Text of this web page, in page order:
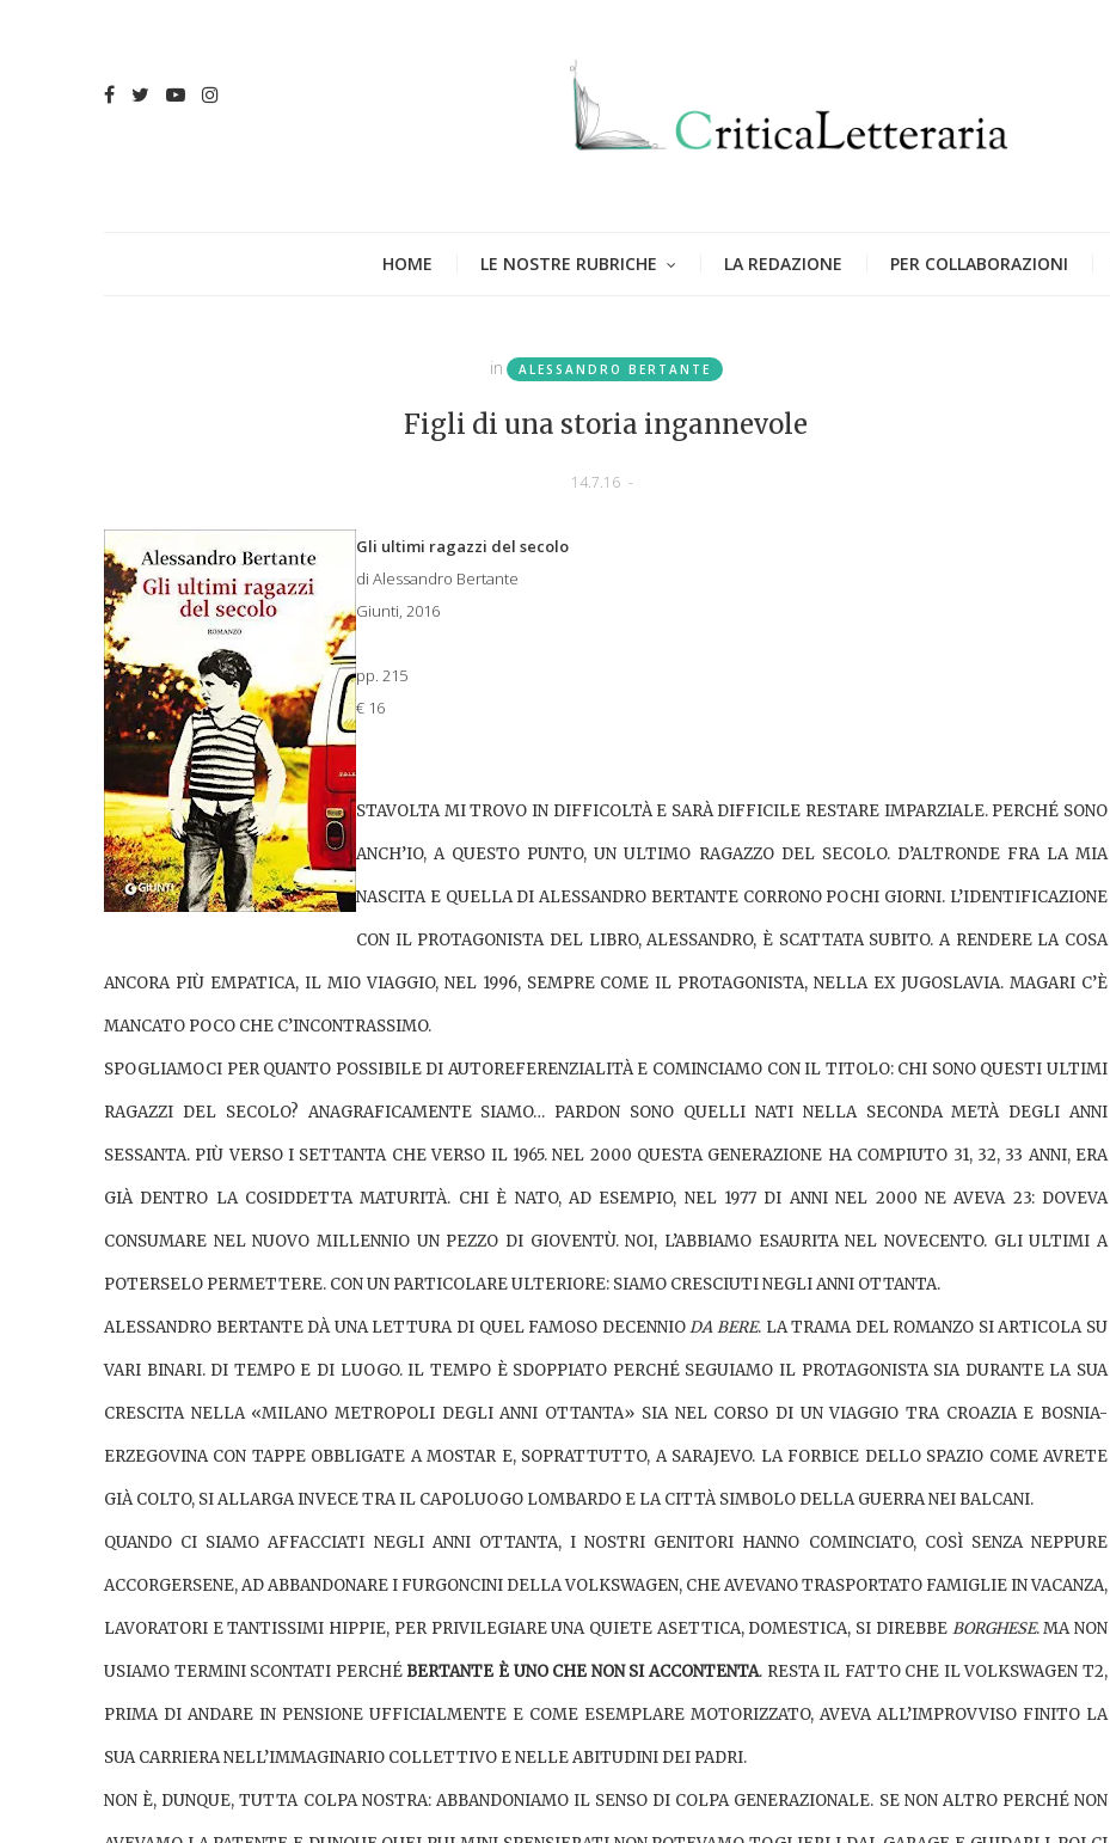
HOME LE NOSTRE RUBRICHE LA REDAZIONE PER COLLABORAZIONI
in ALESSANDRO BERTANTE
Figli di una storia ingannevole
14.7.16 -
Gli ultimi ragazzi del secolo
di Alessandro Bertante
Giunti, 2016
pp. 215
€ 16
STAVOLTA MI TROVO IN DIFFICOLTÀ E SARÀ DIFFICILE RESTARE IMPARZIALE. PERCHÉ SONO
ANCH’IO, A QUESTO PUNTO, UN ULTIMO RAGAZZO DEL SECOLO. D’ALTRONDE FRA LA MIA
NASCITA E QUELLA DI ALESSANDRO BERTANTE CORRONO POCHI GIORNI. L’IDENTIFICAZIONE
CON IL PROTAGONISTA DEL LIBRO, ALESSANDRO, È SCATTATA SUBITO. A RENDERE LA COSA
ANCORA PIÙ EMPATICA, IL MIO VIAGGIO, NEL 1996, SEMPRE COME IL PROTAGONISTA, NELLA EX JUGOSLAVIA. MAGARI C’È
MANCATO POCO CHE C’INCONTRASSIMO.
SPOGLIAMOCI PER QUANTO POSSIBILE DI AUTOREFERENZIALITÀ E COMINCIAMO CON IL TITOLO: CHI SONO QUESTI ULTIMI
RAGAZZI DEL SECOLO? ANAGRAFICAMENTE SIAMO… PARDON SONO QUELLI NATI NELLA SECONDA METÀ DEGLI ANNI
SESSANTA. PIÙ VERSO I SETTANTA CHE VERSO IL 1965. NEL 2000 QUESTA GENERAZIONE HA COMPIUTO 31, 32, 33 ANNI, ERA
GIÀ DENTRO LA COSIDDETTA MATURITÀ. CHI È NATO, AD ESEMPIO, NEL 1977 DI ANNI NEL 2000 NE AVEVA 23: DOVEVA
CONSUMARE NEL NUOVO MILLENNIO UN PEZZO DI GIOVENTÙ. NOI, L’ABBIAMO ESAURITA NEL NOVECENTO. GLI ULTIMI A
POTERSELO PERMETTERE. CON UN PARTICOLARE ULTERIORE: SIAMO CRESCIUTI NEGLI ANNI OTTANTA.
ALESSANDRO BERTANTE DÀ UNA LETTURA DI QUEL FAMOSO DECENNIODA BERE. LA TRAMA DEL ROMANZO SI ARTICOLA SU
VARI BINARI. DI TEMPO E DI LUOGO. IL TEMPO È SDOPPIATO PERCHÉ SEGUIAMO IL PROTAGONISTA SIA DURANTE LA SUA
CRESCITA NELLA «MILANO METROPOLI DEGLI ANNI OTTANTA» SIA NEL CORSO DI UN VIAGGIO TRA CROAZIA E BOSNIA-
ERZEGOVINA CON TAPPE OBBLIGATE A MOSTAR E, SOPRATTUTTO, A SARAJEVO. LA FORBICE DELLO SPAZIO COME AVRETE
GIÀ COLTO, SI ALLARGA INVECE TRA IL CAPOLUOGO LOMBARDO E LA CITTÀ SIMBOLO DELLA GUERRA NEI BALCANI.
QUANDO CI SIAMO AFFACCIATI NEGLI ANNI OTTANTA, I NOSTRI GENITORI HANNO COMINCIATO, COSÌ SENZA NEPPURE
ACCORGERSENE, AD ABBANDONARE I FURGONCINI DELLA VOLKSWAGEN, CHE AVEVANO TRASPORTATO FAMIGLIE IN VACANZA,
LAVORATORI E TANTISSIMI HIPPIE, PER PRIVILEGIARE UNA QUIETE ASETTICA, DOMESTICA, SI DIREBBE BORGHESE. MA NON
USIAMO TERMINI SCONTATI PERCHÉ BERTANTE È UNO CHE NON SI ACCONTENTA. RESTA IL FATTO CHE ILVOLKSWAGEN T2,
PRIMA DI ANDARE IN PENSIONE UFFICIALMENTE E COME ESEMPLARE MOTORIZZATO,AVEVA ALL’IMPROVVISO FINITO LA
SUA CARRIERA NELL’IMMAGINARIO COLLETTIVO E NELLE ABITUDINI DEI PADRI.
NON È, DUNQUE, TUTTA COLPA NOSTRA: ABBANDONIAMO IL SENSO DI COLPA GENERAZIONALE. SE NON ALTRO PERCHÉ NON